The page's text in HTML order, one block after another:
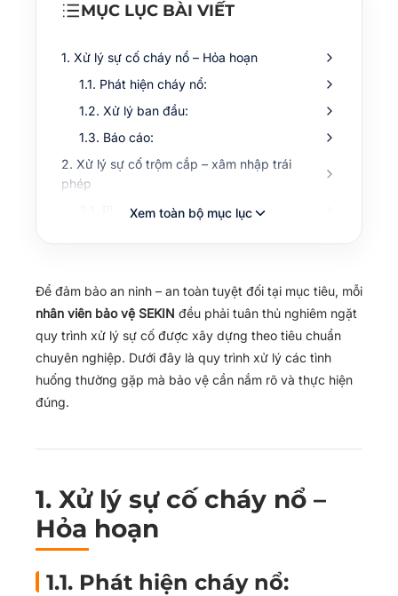
MỤC LỤC BÀI VIẾT
1. Xử lý sự cố cháy nổ – Hỏa hoạn
1.1. Phát hiện cháy nổ:
1.2. Xử lý ban đầu:
1.3. Báo cáo:
2. Xử lý sự cố trộm cắp – xâm nhập trái
phép
2.1. Phát hiện:
3. Xử lý tình huống gây rối, xô xát nội bộ
3.1. Giải tán:
3.2. Báo cáo:
4. Xử lý người lạ có biểu hiện nghi vấn
5. Xử lý tai nạn lao động – sự cố y tế
5.2. Báo cáo:
6. Xử lý mâu thuẫn khách hàng – nhân viên
6.2. Can thiệp đúng mực:
Xem toàn bộ mục lục
Để đảm bảo an ninh – an toàn tuyệt đối tại mục tiêu, mỗi
nhân viên bảo vệ SEKIN đều phải tuân thủ nghiêm ngặt
quy trình xử lý sự cố được xây dựng theo tiêu chuẩn
chuyên nghiệp. Dưới đây là quy trình xử lý các tình
huống thường gặp mà bảo vệ cần nắm rõ và thực hiện
đúng.
1. Xử lý sự cố cháy nổ –
Hỏa hoạn
1.1. Phát hiện cháy nổ: